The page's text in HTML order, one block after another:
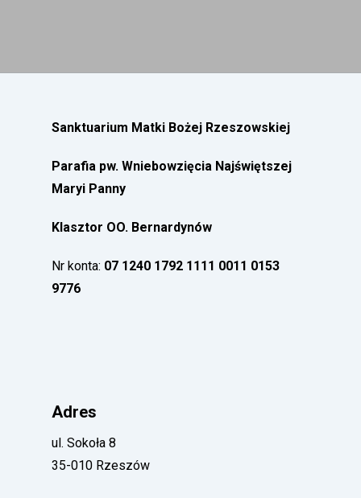
Sanktuarium Matki Bożej Rzeszowskiej
Parafia pw. Wniebowzięcia Najświętszej
Maryi Panny
Klasztor OO. Bernardynów
Nr konta: 07 1240 1792 1111 0011 0153
9776
Adres
ul. Sokoła 8
35-010 Rzeszów